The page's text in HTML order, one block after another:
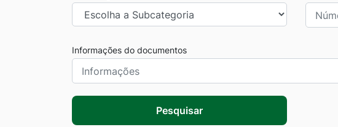
Informações do documentos
Pesquisar